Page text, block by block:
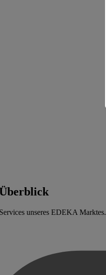
unseres EDEKA Marktes.